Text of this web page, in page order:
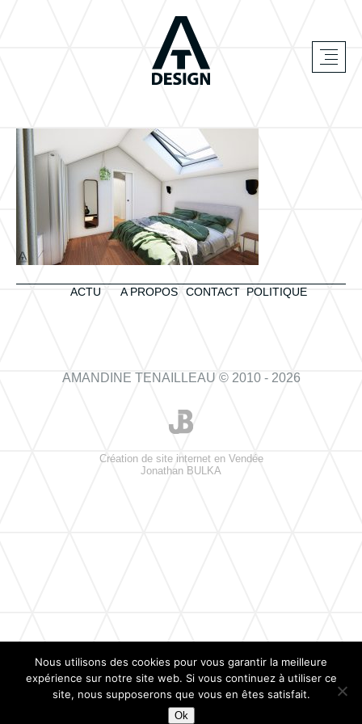
ACTU A PROPOS CONTACT POLITIQUE
AMANDINE TENAILLEAU © 2010 - 2026
Création de site internet en Vendée
Jonathan BULKA
Nous utilisons des cookies pour vous garantir la meilleure
expérience sur notre site web. Si vous continuez à utiliser ce
site, nous supposerons que vous en êtes satisfait.
Ok